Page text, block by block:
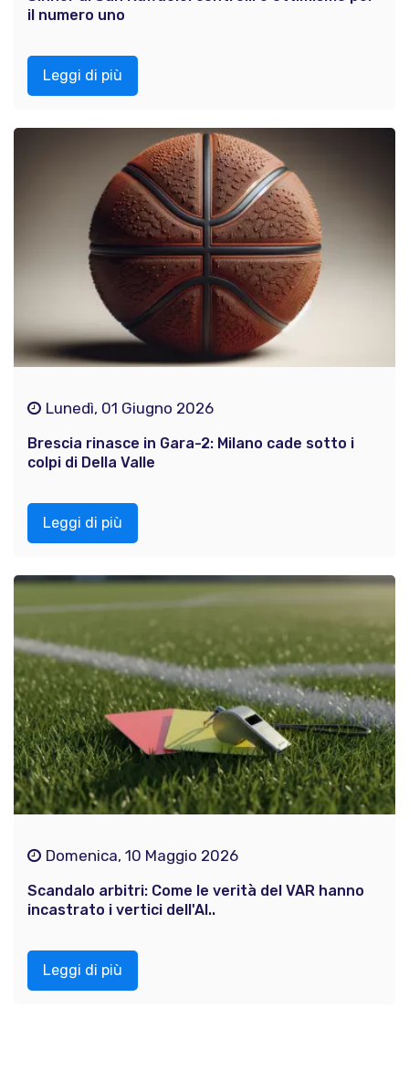
il numero uno
Leggi di più
Lunedì, 01 Giugno 2026
Brescia rinasce in Gara-2: Milano cade sotto i
colpi di Della Valle
Leggi di più
Domenica, 10 Maggio 2026
Scandalo arbitri: Come le verità del VAR hanno
incastrato i vertici dell'AI..
Leggi di più